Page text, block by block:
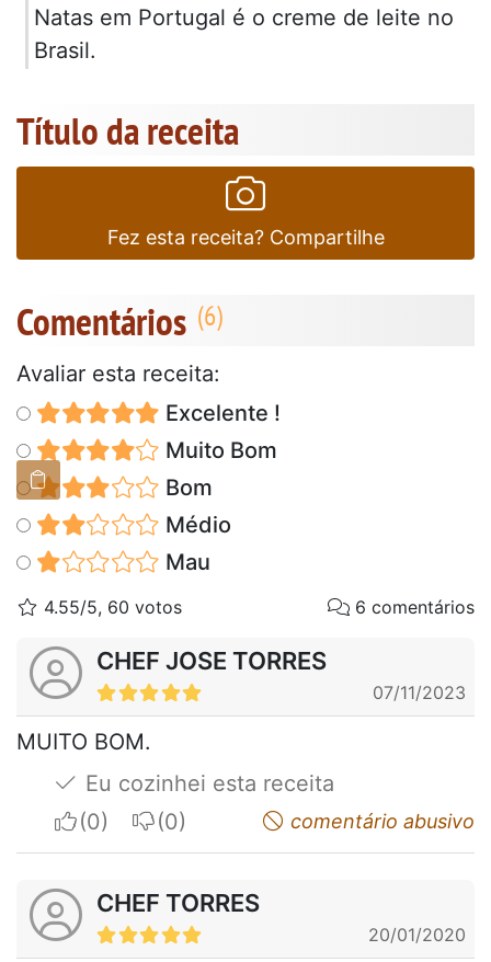
Natas em Portugal é o creme de leite no
Brasil.
Título da receita
Fez esta receita? Compartilhe
Comentários
Avaliar esta receita:
Excelente !
Muito Bom
Bom
Médio
Mau
4.55/5, 60 votos 6 comentários
CHEF JOSE TORRES
07/11/2023
MUITO BOM.
Eu cozinhei esta receita
I apreciateI do not appreciatecomentário abusivo
CHEF TORRES
20/01/2020